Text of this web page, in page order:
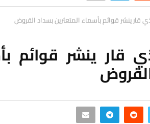
ينشر قوائم بأسماء المتعثرين بسداد القروض
قار ينشر قوائم